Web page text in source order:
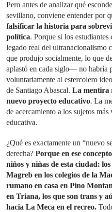
Pero antes de analizar qué
sevillano, conviene entender por
falsificar la historia para
política. Porque si los
legado real del
que produjo socialmente, lo que
aplastó en cada siglo— no habría
voluntariamente al estercolero
de Santiago Abascal.La mentira
nuevo proyecto educativo. La
de acercamiento a los sujetos
educativa.
¿Qué es exactamente un “nuevo
derecha?Porque en ese
niños y niñas de esta ciudad:
Magreb en los colegios de la
rumano en casa en Pino
en Triana, los que son trans y
hacia La Meca en el recreo.